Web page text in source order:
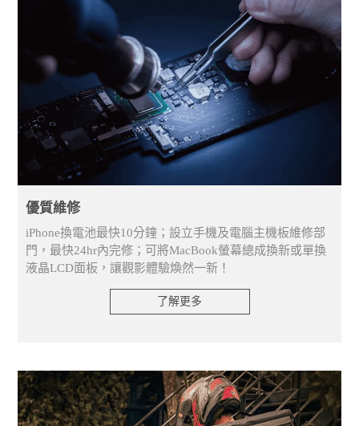
優質維修
iPhone換電池最快10分鐘；設立手機及電腦主機板維修部
門，最快24hr內完修；可將MacBook螢幕總成換新或單換
液晶LCD面板，讓觀影體驗煥然一新！
了解更多